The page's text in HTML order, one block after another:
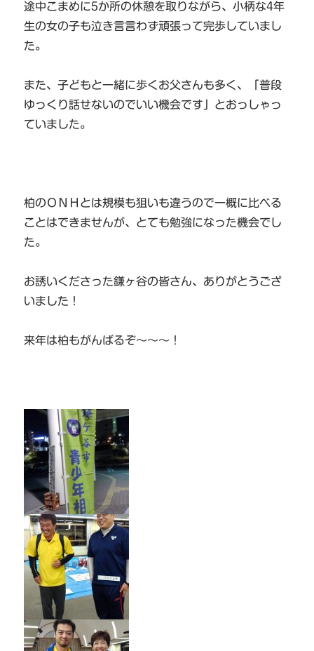
途中こまめに5か所の休憩を取りながら、小柄な4年
生の女の子も泣き言言わず頑張って完歩していまし
た。
また、子どもと一緒に歩くお父さんも多く、「普段
ゆっくり話せないのでいい機会です」とおっしゃっ
ていました。
柏のＯＮＨとは規模も狙いも違うので一概に比べる
ことはできませんが、とても勉強になった機会でし
た。
お誘いくださった鎌ヶ谷の皆さん、ありがとうござ
いました！
来年は柏もがんばるぞ～～～！